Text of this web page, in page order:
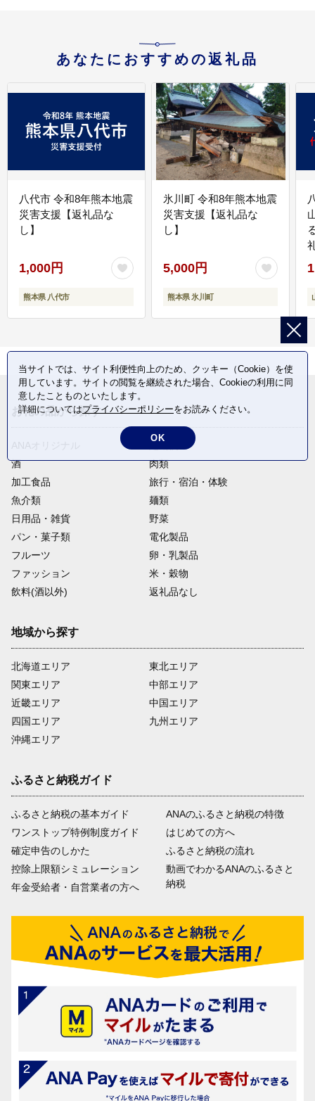
あなたにおすすめの返礼品
八代市 令和8年熊本地震
災害支援【返礼品な
し】
1,000円
熊本県 八代市
氷川町 令和8年熊本地震
災害支援【返礼品な
し】
5,000円
熊本県 氷川町
お礼の品から探す
酒
肉類
加工食品
旅行・宿泊・体験
魚介類
麺類
日用品・雑貨
野菜
パン・菓子類
電化製品
フルーツ
卵・乳製品
ファッション
米・穀物
飲料(酒以外)
返礼品なし
地域から探す
北海道エリア
関東エリア
近畿エリア
四国エリア
沖縄エリア
東北エリア
中部エリア
中国エリア
九州エリア
ふるさと納税ガイド
ふるさと納税の基本ガイド
ワンストップ特例制度ガイド
確定申告のしかた
控除上限額シミュレーション
年金受給者・自営業者の方へ
ANAのふるさと納税の特徴
はじめての方へ
ふるさと納税の流れ
動画でわかるANAのふるさと
納税
当サイトでは、サイト利便性向上のため、クッキー（Cookie）を使
用しています。サイトの閲覧を継続された場合、Cookieの利用に同
意したことものといたします。
詳細についてはプライバシーポリシーをお読みください。
OK